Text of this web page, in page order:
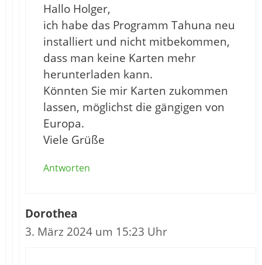
Hallo Holger,
ich habe das Programm Tahuna neu
installiert und nicht mitbekommen,
dass man keine Karten mehr
herunterladen kann.
Könnten Sie mir Karten zukommen
lassen, möglichst die gängigen von
Europa.
Viele Grüße
Antworten
Dorothea
3. März 2024 um 15:23 Uhr